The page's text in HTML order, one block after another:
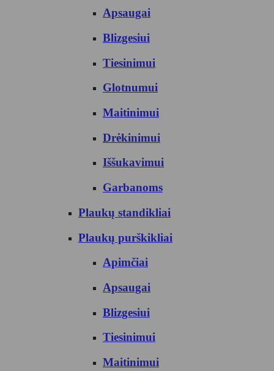
Apsaugai
Blizgesiui
Tiesinimui
Glotnumui
Maitinimui
Drėkinimui
Iššukavimui
Garbanoms
Plaukų standikliai
Plaukų purškikliai
Apimčiai
Apsaugai
Blizgesiui
Tiesinimui
Maitinimui